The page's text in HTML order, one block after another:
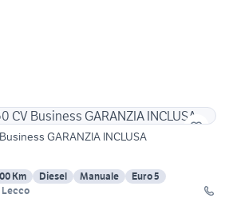
GARANZIA INCLUSA
Km Diesel Manuale
Euro 5
Lecco